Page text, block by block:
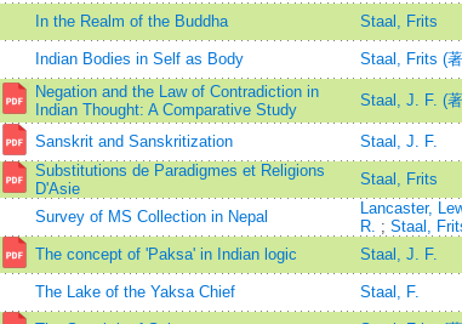
In the Realm of the Buddha Staal, Frits
Indian Bodies in Self as Body Staal, Frits (
Negation and the Law of Contradiction in
Indian Thought: A Comparative Study
Staal, J. F. (
Sanskrit and Sanskritization Staal, J. F.
Substitutions de Paradigmes et Religions
D'Asie
Staal, Frits
Survey of MS Collection in Nepal
Lancaster,
R. ; Staal,
The concept of 'Paksa' in Indian logic Staal, J. F.
The Lake of the Yaksa Chief Staal, F.